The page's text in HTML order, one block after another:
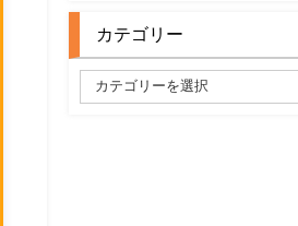
カテゴリー